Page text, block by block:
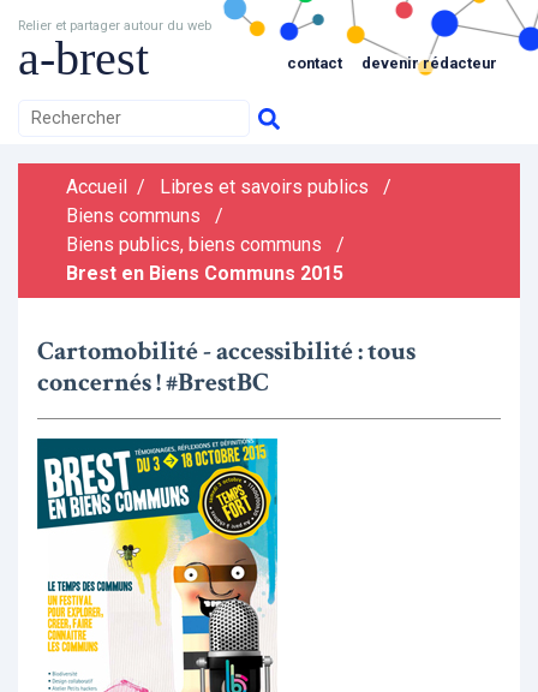
Relier et partager autour du web
a-brest contact devenir rédacteur
Accueil / Libres et savoirs publics
/
Biens communs
/
Biens publics, biens communs
/
Brest en Biens Communs 2015
Cartomobilité - accessibilité : tous
concernés ! #BrestBC